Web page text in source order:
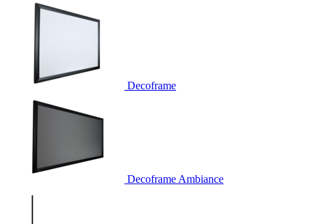
Decoframe
Decoframe Ambiance